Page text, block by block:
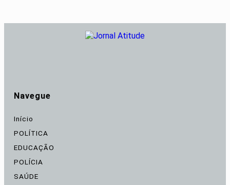
Navegue
Início
POLÍTICA
EDUCAÇÃO
POLÍCIA
SAÚDE